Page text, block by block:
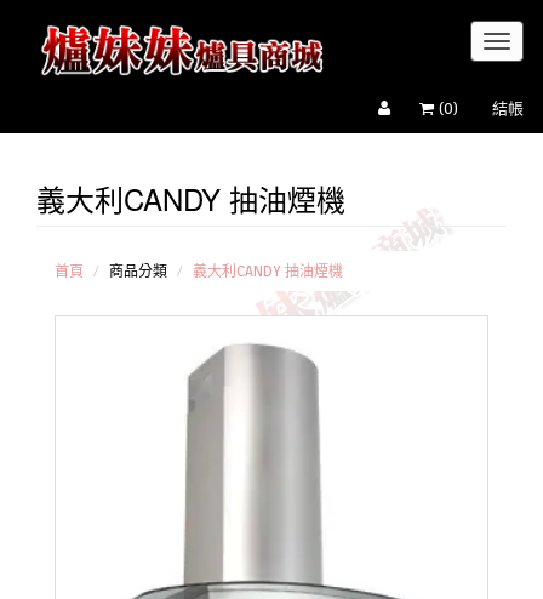
(0) 結帳
義大利
義大利
排油煙機
義大利CANDY 抽油煙機
首頁 商品分類 義大利CANDY 抽油煙機